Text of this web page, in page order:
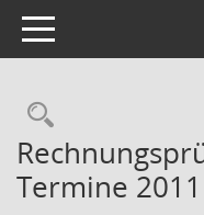
Toggle navigation
Termine 2011